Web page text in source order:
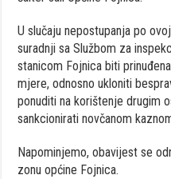
U slučaju nepostupanja po
suradnji sa Službom za
stanicom Fojnica biti
mjere, odnosno ukloniti
ponuditi na korištenje drugim
sankcionirati novčanom
Napominjemo, obavijest se
zonu općine Fojnica.